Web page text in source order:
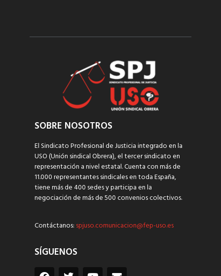
SOBRE NOSOTROS
El Sindicato Profesional de Justicia integrado en la
USO (Unión sindical Obrera), el tercer sindicato en
representación a nivel estatal. Cuenta con más de
11.000 representantes sindicales en toda España,
tiene más de 400 sedes y participa en la
negociación de más de 500 convenios colectivos.
Contáctanos: spjuso.comunicacion@fep-uso.es
SÍGUENOS